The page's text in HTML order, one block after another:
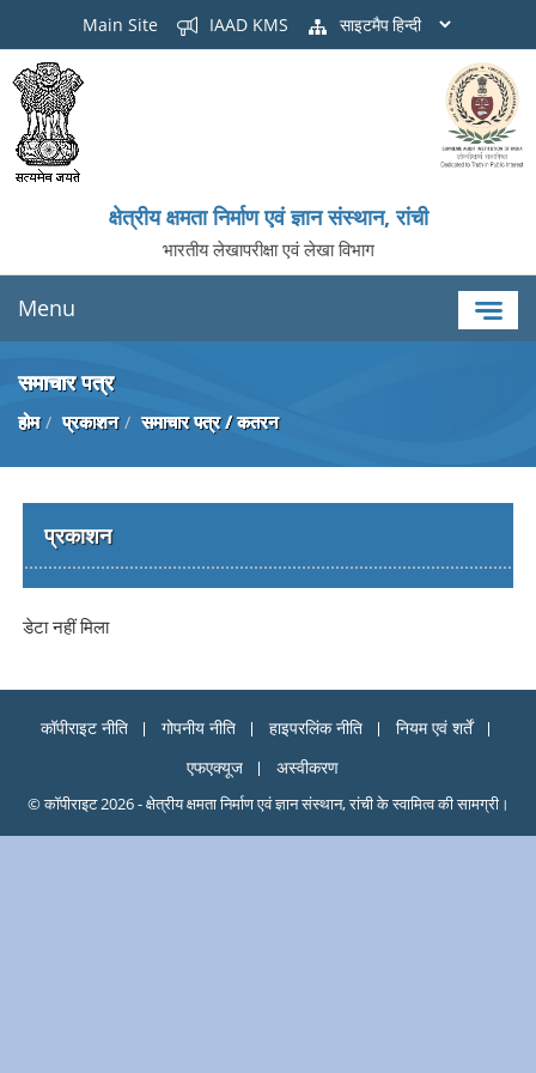
Main Site IAAD KMS साइटमैप
क्षेत्रीय क्षमता निर्माण एवं ज्ञान संस्थान, रांची
भारतीय लेखापरीक्षा एवं लेखा विभाग
Menu
समाचार पत्र
होम प्रकाशन समाचार पत्र / कतरन
प्रकाशन
डेटा नहीं मिला
कॉपीराइट नीति गोपनीय नीति हाइपरलिंक नीति
नियम एवं शर्तें
एफएक्यूज
अस्वीकरण
© कॉपीराइट 2026 - क्षेत्रीय क्षमता निर्माण एवं ज्ञान संस्थान, रांची के स्वामित्व की सामग्री।